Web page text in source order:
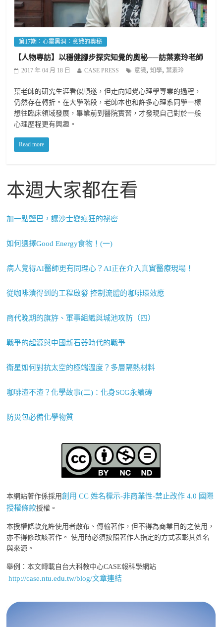
第17期：心靈黑洞：意識的奧秘
【人物專訪】以穩健腳步探究知覺的奧秘──訪葉素玲老師
2017 年 04 月 18 日 CASE PRESS 意識,知學,葉素玲
葉老師的研究生涯看似順遂，但走向知覺心理學專業的過程，
仍然存在轉折。在大學階段，老師本也和許多心理系同學一樣
想往臨床領域發展，畢業前到醫院實習，才發現自己對於一般
心理歷程更有興趣。
Read more
本週大家都在看
加一點鹽巴，讓沙士變瘋狂的祕密
如何選擇Good Energy食物！(一)
病人覺得AI醫師更有同理心？AI正在介入真實醫療現場！
從咖啡漬得到的工程啟發 控制流體的咖啡環效應
商代晚期的旗斿、軍事組織與城池攻防（四）
戰爭的起源與中國新石器時代的戰爭
衛星如何對抗太空的極端溫度？多層隔熱材料
咖啡渣不渣？化學故事(二)：化身SCG永續磚
防災包必備化學物質
本網站著作係採用創用 CC 姓名標示-非商業性-禁止改作 4.0 國際
授權條款授權。
本授權條款允許使用者散布、傳輸著作，但不得為商業目的之使用，
亦不得修改該著作。 使用時必須按照著作人指定的方式表彰其姓名
與來源。
舉例：本文轉載自台大科教中心CASE報科學網站
http://case.ntu.edu.tw/blog/文章連結